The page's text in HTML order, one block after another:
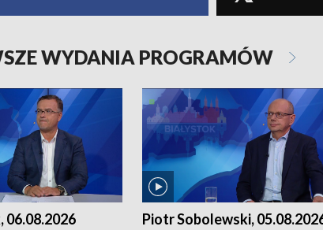
WYDANIA PROGRAMÓW
06.08.2026 Piotr Sobolewski,